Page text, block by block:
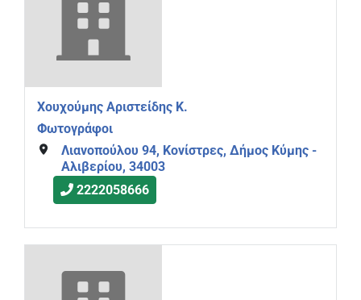
Χουχούμης Αριστείδης Κ.
Φωτογράφοι
Λιανοπούλου 94, Κονίστρες, Δήμος Κύμης -
Αλιβερίου, 34003
2222058666